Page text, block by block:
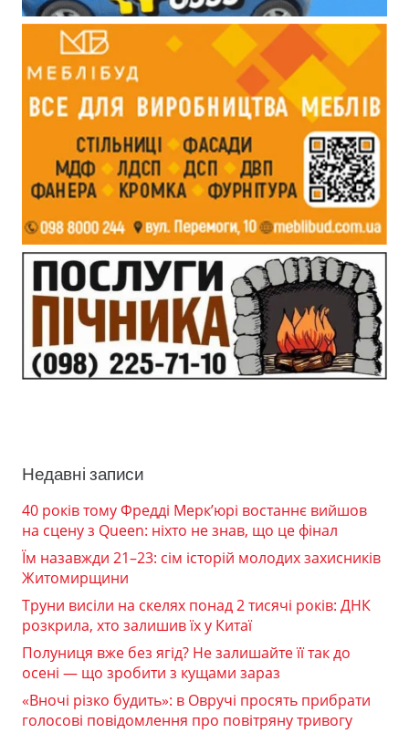
Недавні записи
40 років тому Фредді Мерк’юрі востаннє вийшов
на сцену з Queen: ніхто не знав, що це фінал
Їм назавжди 21–23: сім історій молодих захисників
Житомирщини
Труни висіли на скелях понад 2 тисячі років: ДНК
розкрила, хто залишив їх у Китаї
Полуниця вже без ягід? Не залишайте її так до
осені — що зробити з кущами зараз
«Вночі різко будить»: в Овручі просять прибрати
голосові повідомлення про повітряну тривогу